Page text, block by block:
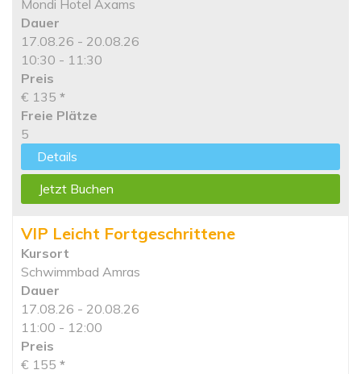
Mondi Hotel Axams
Dauer
17.08.26 - 20.08.26
10:30 - 11:30
Preis
€ 135 *
Freie Plätze
5
Details
Jetzt Buchen
VIP Leicht Fortgeschrittene
Kursort
Schwimmbad Amras
Dauer
17.08.26 - 20.08.26
11:00 - 12:00
Preis
€ 155 *